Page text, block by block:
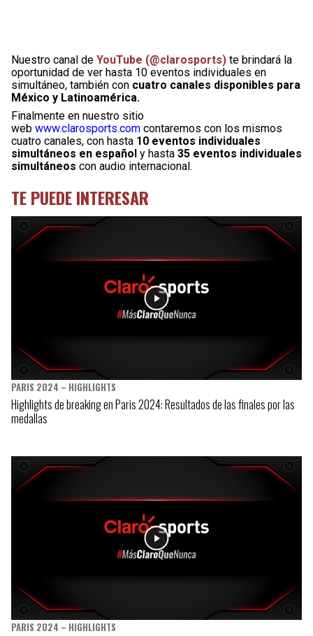
Nuestro canal de YouTube (@clarosports) te brindará la
oportunidad de ver hasta 10 eventos individuales en
simultáneo, también con cuatro canales disponibles para
México y Latinoamérica.
Finalmente en nuestro sitio
web www.clarosports.com contaremos con los mismos
cuatro canales, con hasta 10 eventos individuales
simultáneos en español y hasta 35 eventos individuales
simultáneos con audio internacional.
TE PUEDE INTERESAR
PARIS 2024 – HIGHLIGHTS
Highlights de breaking en Paris 2024: Resultados de las finales por las
medallas
PARIS 2024 – HIGHLIGHTS